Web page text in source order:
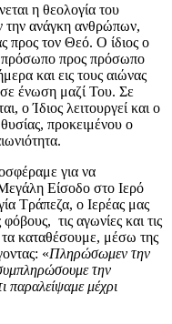
η θεολογία του
ανάγκη ανθρώπων,
προς τον Θεό. Ο ίδιος ο
πρόσωπο προς πρόσωπο
και εις τους αιώνας
ένωση μαζί Του. Σε
ο Ίδιος λειτουργεί και ο
προκειμένου ο
για να
Είσοδο στο Ιερό
Τράπεζα, ο Ιερέας μας
τις αγωνίες και τις
καταθέσουμε, μέσω της
«Πληρώσωμεν την
την
παραλείψαμε μέχρι